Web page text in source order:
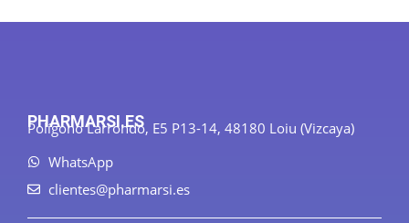
PHARMARSI.ES
Polígono Larrondo, E5 P13-14, 48180 Loiu (Vizcaya)
WhatsApp
clientes@pharmarsi.es